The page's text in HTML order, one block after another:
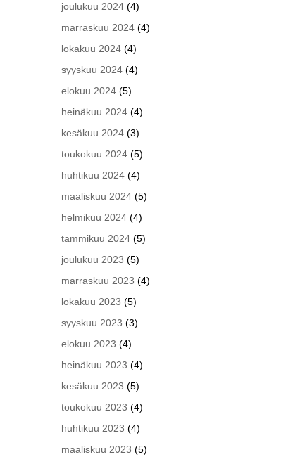
joulukuu 2024 (4)
marraskuu 2024 (4)
lokakuu 2024 (4)
syyskuu 2024 (4)
elokuu 2024 (5)
heinäkuu 2024 (4)
kesäkuu 2024 (3)
toukokuu 2024 (5)
huhtikuu 2024 (4)
maaliskuu 2024 (5)
helmikuu 2024 (4)
tammikuu 2024 (5)
joulukuu 2023 (5)
marraskuu 2023 (4)
lokakuu 2023 (5)
syyskuu 2023 (3)
elokuu 2023 (4)
heinäkuu 2023 (4)
kesäkuu 2023 (5)
toukokuu 2023 (4)
huhtikuu 2023 (4)
maaliskuu 2023 (5)